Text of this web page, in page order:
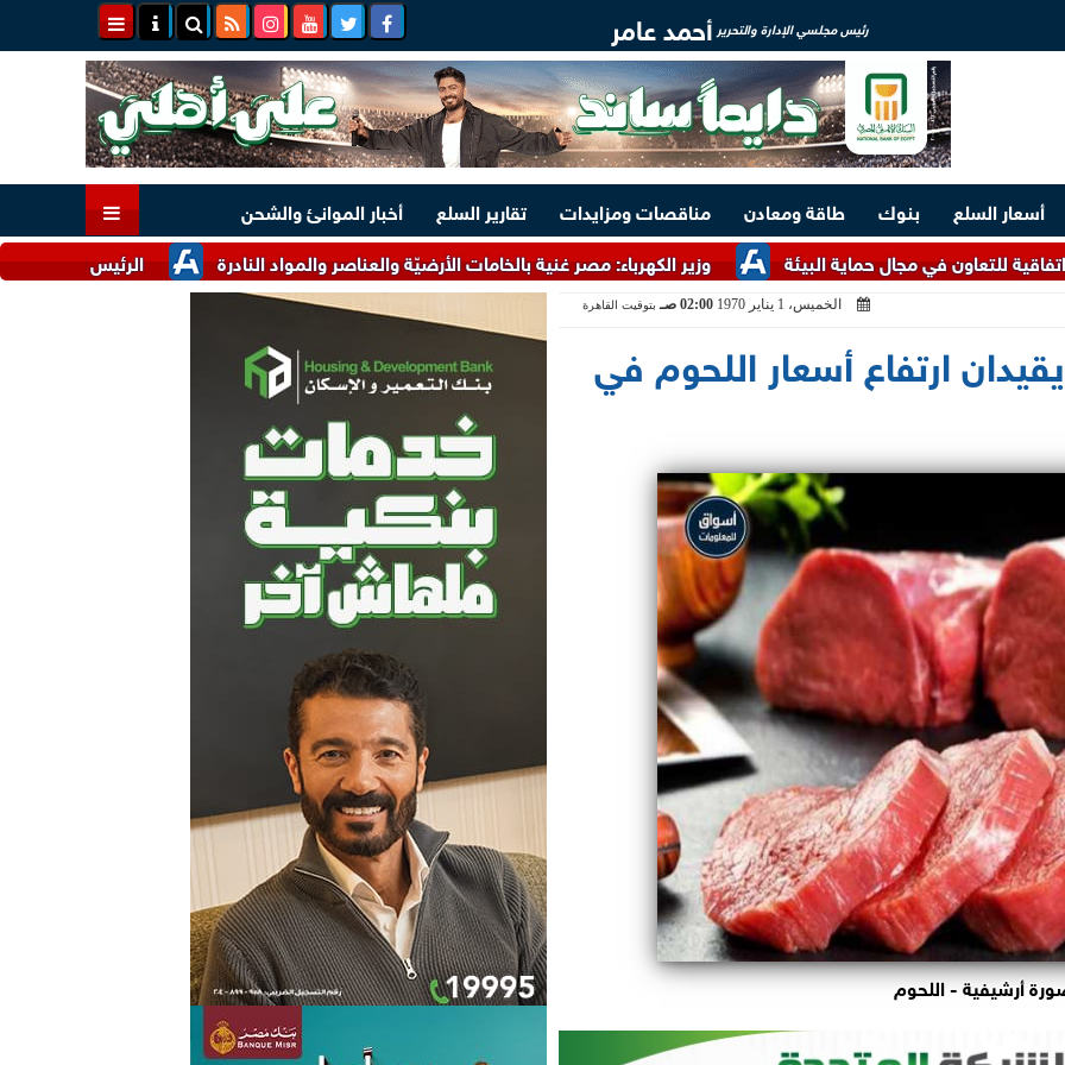
رئيس مجلسي الإدارة والتحرير أحمد عامر
أسعار السلع بنوك طاقة ومعادن مناقصات ومزايدات تقارير السلع
أخبار الموانئ والشحن
الرئيس السيسي وملك
وزير الكهرباء: مصر غنية بالخامات الأرضيّة والعناصر والمواد النادرة في مجال حماية البيئة
الخميس، 1 يناير 1970 02:00 صـ بتوقيت القاهرة
ارتفاع أسعار اللحوم في
أرشيفية - اللحوم